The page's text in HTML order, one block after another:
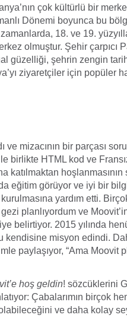
çok kültürlü bir
Dönemi boyunca bu
zamanlarda, 18. ve 19.
olmuştur. Şehir çarpıcı
güzelliği, şehrin zengin
ziyaretçiler için popüler
ve mizacının bir parçası
birlikte HTML kod ve
katılmaktan hoşlanmasının
eğitim görüyor ve iyi bir
yardım etti.
planlıyordum ve Moovit’in
belirtiyor. 2015 yılında
kendisine misyon edindi.
paylaşıyor, “Ama Moovit
hoş geldin! sözcüklerini
Çabalarımın birçok
ve daha kolay